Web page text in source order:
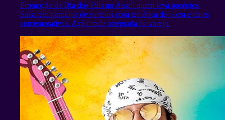
Promoção de Dia dos Pais no Assaí: quem leva produtos
Salsaretti participa de sorteios com temática de pizza e datas
comemorativas. Ação trade integrada ao varejo.